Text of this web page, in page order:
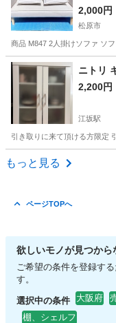
2,000円
松原市
商品 M847 2人掛けソフ
大阪 松原市 ソファ
ニトリ
2,200円
江坂駅
引き取りに来て頂ける方限定
大阪 吹田市
もっと見る
ページTOPへ
欲しいモノが見つから
ご希望の条件を登録す
す。
選択中の条件 大阪府
棚、シェルフ